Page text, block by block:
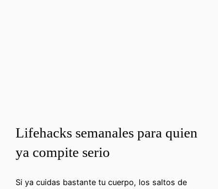
Lifehacks semanales para quien
ya compite serio
Si ya cuidas bastante tu cuerpo, los saltos de